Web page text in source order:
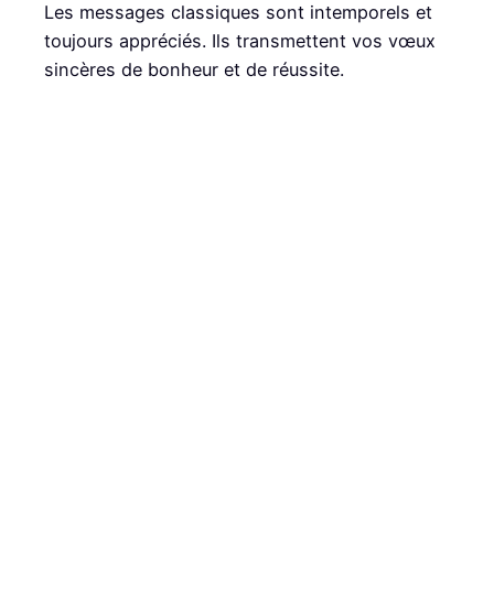
Les messages classiques sont intemporels et
toujours appréciés. Ils transmettent vos vœux
sincères de bonheur et de réussite.